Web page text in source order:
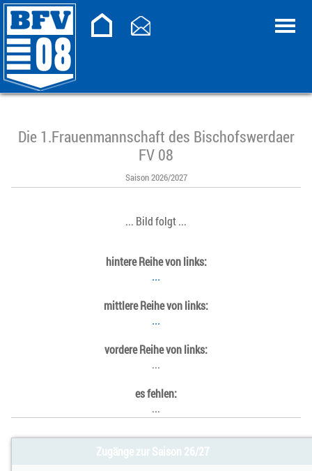
Die 1.Frauenmannschaft des Bischofswerdaer
FV 08
Saison 2026/2027
... Bild folgt ...
hintere Reihe von links:
...
mittlere Reihe von links:
...
vordere Reihe von links:
...
es fehlen:
...
Zugänge zur Saison 26/27